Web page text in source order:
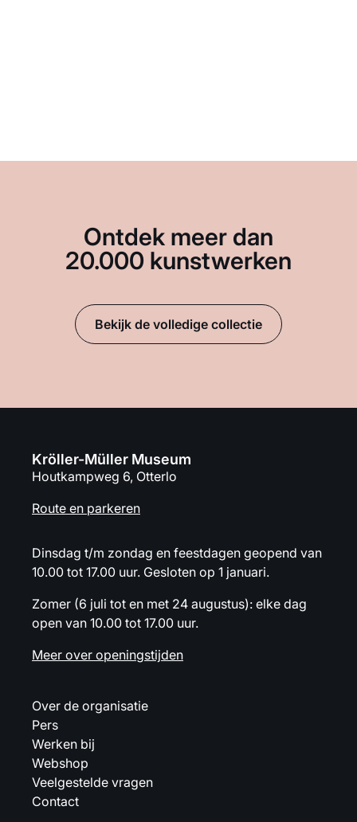
Ontdek meer dan
20.000 kunstwerken
Bekijk de volledige collectie
Kröller-Müller Museum
Houtkampweg 6, Otterlo
Route en parkeren
Dinsdag t/m zondag en feestdagen geopend van
10.00 tot 17.00 uur. Gesloten op 1 januari.
Zomer (6 juli tot en met 24 augustus): elke dag
open van 10.00 tot 17.00 uur.
Meer over openingstijden
Over de organisatie
Pers
Werken bij
Webshop
Veelgestelde vragen
Contact